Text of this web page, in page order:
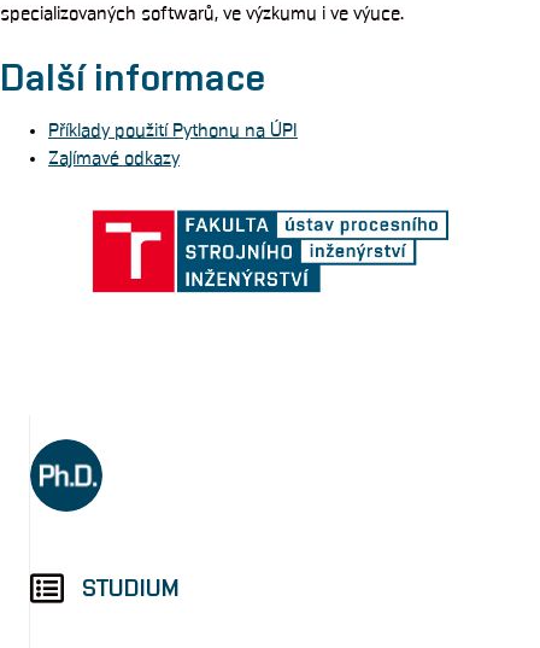
specializovaných softwarů, ve výzkumu i ve výuce.
Další informace
Příklady použití Pythonu na ÚPI
Zajímavé odkazy
STUDIUM